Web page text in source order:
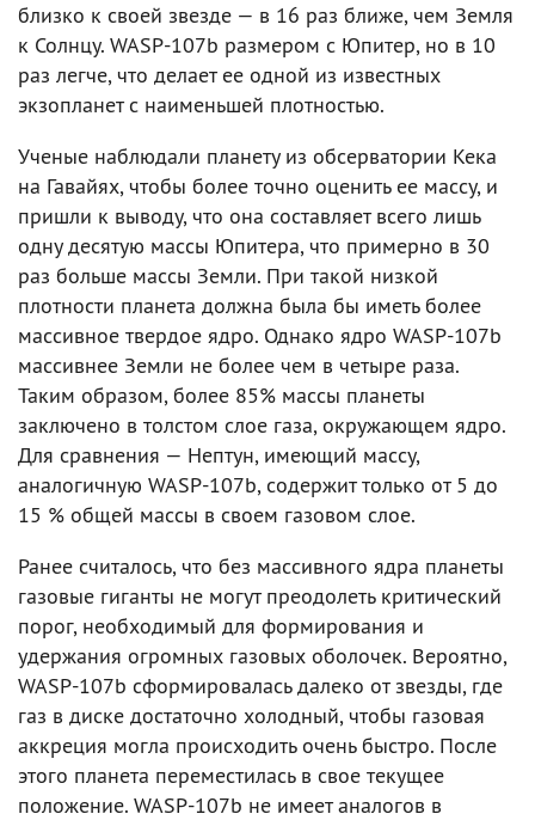
близко к своей звезде — в 16 раз ближе, чем Земля
к Солнцу. WASP-107b размером с Юпитер, но в 10
раз легче, что делает ее одной из известных
экзопланет с наименьшей плотностью.
Ученые наблюдали планету из обсерватории Кека
на Гавайях, чтобы более точно оценить ее массу, и
пришли к выводу, что она составляет всего лишь
одну десятую массы Юпитера, что примерно в 30
раз больше массы Земли. При такой низкой
плотности планета должна была бы иметь более
массивное твердое ядро. Однако ядро WASP-107b
массивнее Земли не более чем в четыре раза.
Таким образом, более 85% массы планеты
заключено в толстом слое газа, окружающем ядро.
Для сравнения — Нептун, имеющий массу,
аналогичную WASP-107b, содержит только от 5 до
15 % общей массы в своем газовом слое.
Ранее считалось, что без массивного ядра планеты
газовые гиганты не могут преодолеть критический
порог, необходимый для формирования и
удержания огромных газовых оболочек. Вероятно,
WASP-107b сформировалась далеко от звезды, где
газ в диске достаточно холодный, чтобы газовая
аккреция могла происходить очень быстро. После
этого планета переместилась в свое текущее
положение. WASP-107b не имеет аналогов в